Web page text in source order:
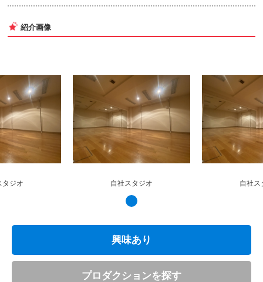
紹介画像
タジオ 自社スタジオ 自社ス
興味あり
プロダクションを探す